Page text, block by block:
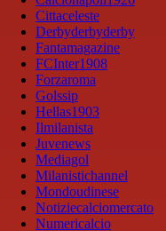
Cittaceleste
Derbyderbyderby
Fantamagazine
FCInter1908
Forzaroma
Golssip
Hellas1903
Ilmilanista
Juvenews
Mediagol
Milanistichannel
Mondoudinese
Notiziecalciomercato
Numericalcio